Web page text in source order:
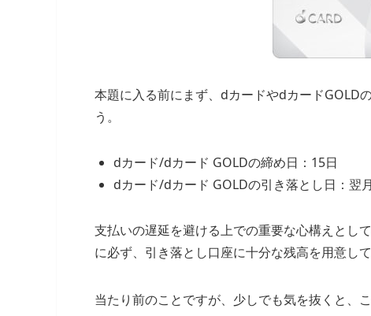
本題に入る前にまず、dカードやdカードGOLD
う。
dカード/dカード GOLDの締め日：15日
dカード/dカード GOLDの引き落とし日：翌
支払いの遅延を避ける上での重要な心構えとし
に必ず、引き落とし口座に十分な残高を用意して
当たり前のことですが、少しでも気を抜くと、